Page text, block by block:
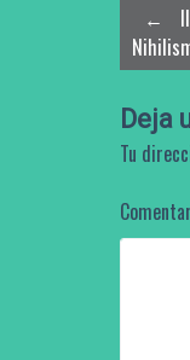
←
Deja
Tu